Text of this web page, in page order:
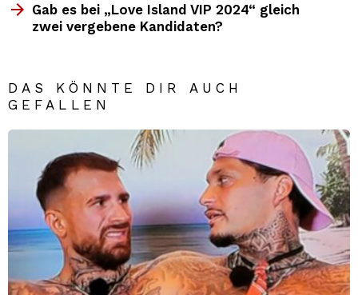
Gab es bei „Love Island VIP 2024“ gleich
zwei vergebene Kandidaten?
DAS KÖNNTE DIR AUCH
GEFALLEN